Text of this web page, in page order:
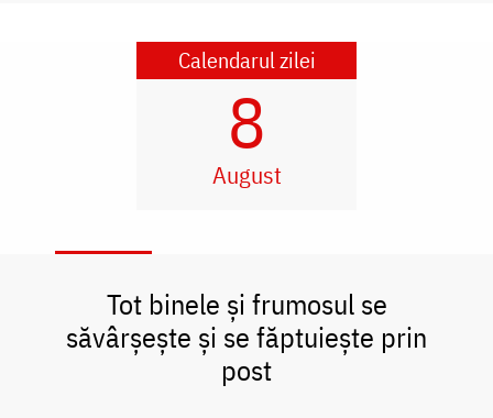
Calendarul zilei
8
August
Tot binele și frumosul se
săvârșește și se făptuiește prin
post